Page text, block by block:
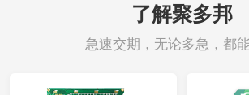
了解聚多邦
急速交期，无论多急，都